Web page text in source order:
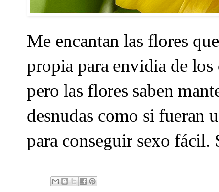
Me encantan las flores
propia para envidia de los
pero las flores saben
desnudas como si fueran
para conseguir sexo fácil.